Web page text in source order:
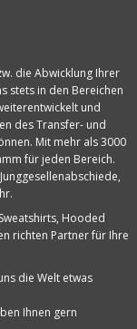
die Abwicklung Ihrer
stets in den Bereichen
und
des Transfer- und
Mit mehr als 3000
für jeden Bereich.
Hooded
richten Partner für Ihre
die Welt etwas
Ihnen gern